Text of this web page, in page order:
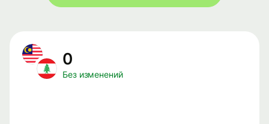
0
Без изменений